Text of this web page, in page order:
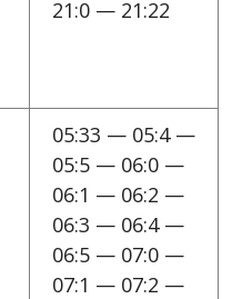
21:0 — 21:22
05:33 — 05:4 —
05:5 — 06:0 —
06:1 — 06:2 —
06:3 — 06:4 —
06:5 — 07:0 —
07:1 — 07:2 —